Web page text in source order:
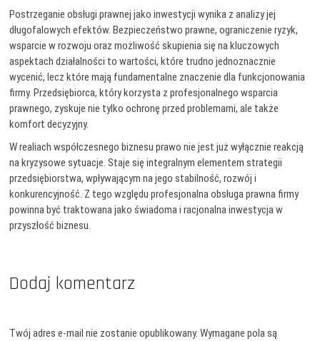
Postrzeganie obsługi prawnej jako inwestycji wynika z analizy jej
długofalowych efektów. Bezpieczeństwo prawne, ograniczenie ryzyk,
wsparcie w rozwoju oraz możliwość skupienia się na kluczowych
aspektach działalności to wartości, które trudno jednoznacznie
wycenić, lecz które mają fundamentalne znaczenie dla funkcjonowania
firmy. Przedsiębiorca, który korzysta z profesjonalnego wsparcia
prawnego, zyskuje nie tylko ochronę przed problemami, ale także
komfort decyzyjny.
W realiach współczesnego biznesu prawo nie jest już wyłącznie reakcją
na kryzysowe sytuacje. Staje się integralnym elementem strategii
przedsiębiorstwa, wpływającym na jego stabilność, rozwój i
konkurencyjność. Z tego względu profesjonalna obsługa prawna firmy
powinna być traktowana jako świadoma i racjonalna inwestycja w
przyszłość biznesu.
Dodaj komentarz
Twój adres e-mail nie zostanie opublikowany. Wymagane pola są